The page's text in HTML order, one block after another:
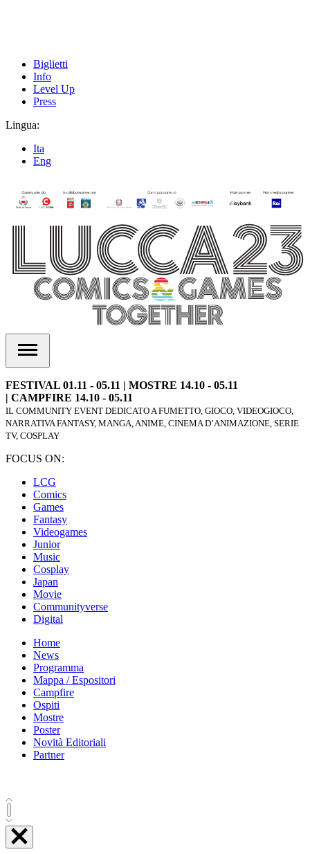
Biglietti
Info
Level Up
Press
Lingua:
Ita
Eng
FESTIVAL 01.11 - 05.11 | MOSTRE 14.10 - 05.11
| CAMPFIRE 14.10 - 05.11
IL COMMUNITY EVENT DEDICATO A FUMETTO, GIOCO, VIDEOGIOCO,
NARRATIVA FANTASY, MANGA, ANIME, CINEMA D’ANIMAZIONE, SERIE
TV, COSPLAY
FOCUS ON:
LCG
Comics
Games
Fantasy
Videogames
Junior
Music
Cosplay
Japan
Movie
Communityverse
Digital
Home
News
Programma
Mappa / Espositori
Campfire
Ospiti
Mostre
Poster
Novità Editoriali
Partner